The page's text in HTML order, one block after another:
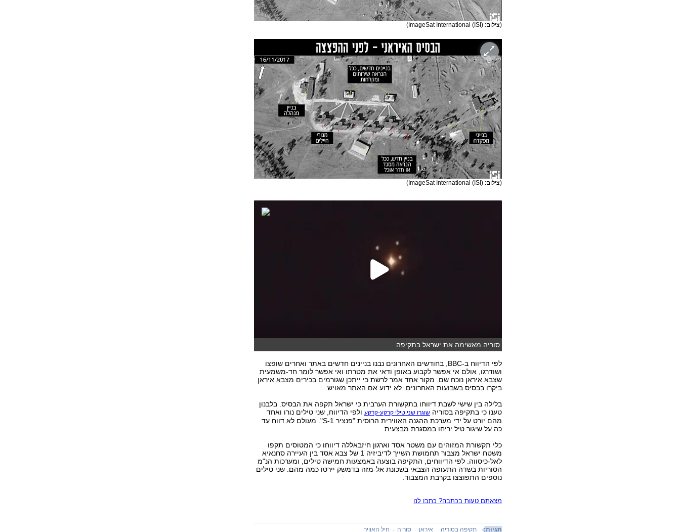
(צילום: ImageSat International (ISI))
(צילום: ImageSat International (ISI))
סוריה מאשימה את ישראל בתקיפה
לפי הדיווח ב-BBC, בחודשים האחרונים נבנו בניינים חדשים באתר ואחרים שופצו
ושודרגו, אולם אי אפשר לקבוע באופן ודאי את מטרתו ואי אפשר לומר חד-משמעית
שצבא איראן נוכח שם. מקור אחד אמר לרשת כי ייתכן שגורמים בכירים מצבא איראן
ביקרו בבסיס בשבועות האחרונים. לא ידוע אם האתר מאויש.
בלילה בין שישי לשבת דיווחו בתקשורת הערבית כי ישראל תקפה את הבסיס. בלבנון
טענו כי בתקיפה בסוריה שוגרו שני טילי קרקע-קרקעולפי הדיווח, שני טילים נורו ואחד
מהם יורט על ידי מערכת ההגנה האווירית הרוסית "פנציר S-1". מעולם לא דווח עד
כה על שיגור טיל יריחו במסגרת מבצעית.
כלי תקשורת המזוהים עם משטר אסד וארגון חיזבאללה דיווחו כי המטוסים תקפו
משטח ישראל מצבור תחמושת השייך לדיביזיה 1 של צבא אסד בין העיירה סחנאיא
לאל-כיסווה. לפי הדיווחים, התקיפה בוצעה באמצעות חמישה טילים, ומערכות הנ"מ
הסוריות בשדה התעופה הצבאי בשכונת אל-מזה בדמשק יירטו כמה מהם. שני טילים
נוספים התפוצצו בקרבת המצבור.
מצאתם טעות בכתבה? כתבו לנו
תגיות: תקיפה בסוריה איראן סוריה חיל האוויר